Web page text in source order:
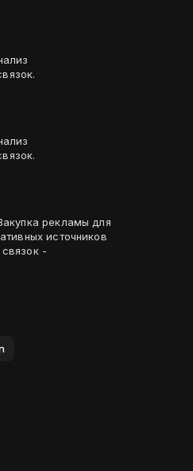
рекламы для
источников
-